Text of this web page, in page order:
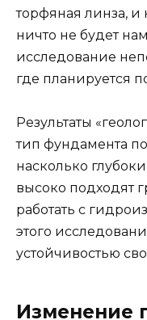
торфяная линза, и
ничто не будет
исследование
где планируется
Результаты
тип фундамента
насколько
высоко подходят
работать с
этого
устойчивостью
Изменение